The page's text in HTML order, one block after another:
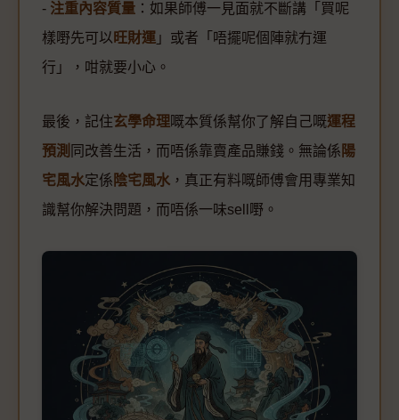
- 注重內容質量 ：如果師傅一見面就不斷講「買呢
樣嘢先可以 旺財運 」或者「唔擺呢個陣就冇運
行」，咁就要小心。
最後，記住玄學命理嘅本質係幫你了解自己嘅運程
預測 同改善生活，而唔係靠賣產品賺錢。無論係 陽
宅風水定係 陰宅風水 ，真正有料嘅師傅會用專業知
識幫你解決問題，而唔係一味sell嘢。